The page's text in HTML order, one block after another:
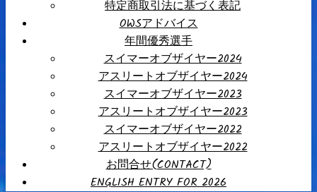
特定商取引法に基づく表記
OWSアドバイス
年間優秀選手
スイマーオブザイヤー2024
アスリートオブザイヤー2024
スイマーオブザイヤー2023
アスリートオブザイヤー2023
スイマーオブザイヤー2022
アスリートオブザイヤー2022
お問合せ(CONTACT)
ENGLISH ENTRY FOR 2026